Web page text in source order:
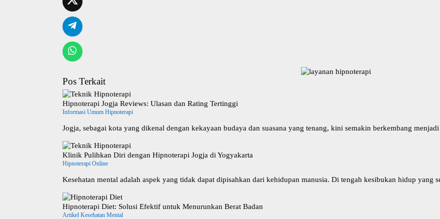
Pos Terkait
Hipnoterapi Jogja Reviews: Ulasan dan Rating Tertinggi
Informasi Umum Hipnoterapi
Jogja, sebagai kota yang dikenal dengan kekayaan budaya dan suasana yang tenang, kini semakin berkembang
Klinik Pulihkan Diri dengan Hipnoterapi Jogja di Yogyakarta
Hipnoterapi Online
Kesehatan mental adalah aspek yang tidak dapat dipisahkan dari kehidupan manusia. Di tengah kesibukan hidup yang
Hipnoterapi Diet: Solusi Efektif untuk Menurunkan Berat Badan
Artikel Kesehatan Mental